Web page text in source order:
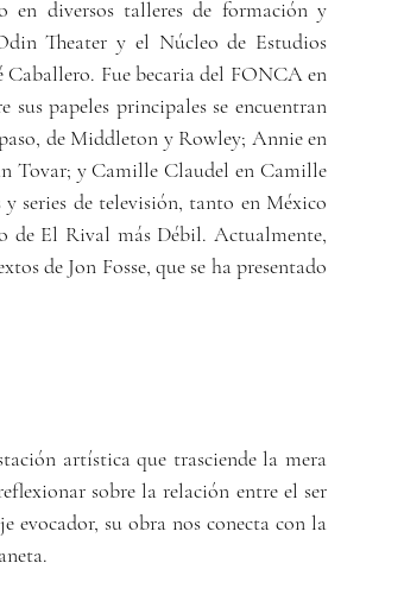
diversos talleres de formación y
Theater y el Núcleo de Estudios
Fue becaria del FONCA en
papeles principales se encuentran
de Middleton y Rowley; Annie en
Tovar; y Camille Claudel en Camille
series de televisión, tanto en México
de El Rival más Débil. Actualmente,
de Jon Fosse, que se ha presentado
artística que trasciende la mera
sobre la relación entre el ser
evocador, su obra nos conecta con la